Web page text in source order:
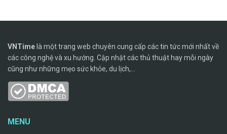
VNTime là một trang web chuyên cung cấp các tin tức mới nhất về
các công nghệ và xu hướng. Cập nhật các thủ thuật hay mỗi ngày
cũng như những mẹo sức khỏe, du lịch,...
MENU